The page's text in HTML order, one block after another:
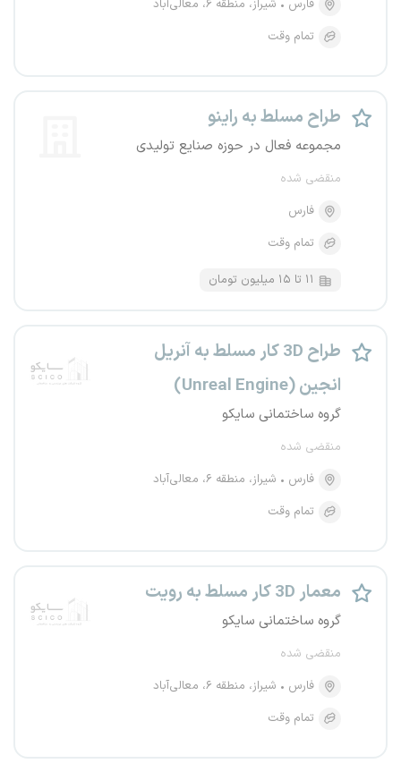
فارس
شیراز، منطقه ۶، معالی‌آباد
تمام وقت
طراح مسلط به راینو
مجموعه فعال در حوزه صنایع تولیدی
منقضی شده
فارس
تمام وقت
۱۱ تا ۱۵ میلیون تومان
طراح 3D کار مسلط به آنریل
انجین (Unreal Engine)
گروه ساختمانی سایکو
منقضی شده
فارس
شیراز، منطقه ۶، معالی‌آباد
تمام وقت
معمار 3D کار مسلط به رویت
گروه ساختمانی سایکو
منقضی شده
فارس
شیراز، منطقه ۶، معالی‌آباد
تمام وقت